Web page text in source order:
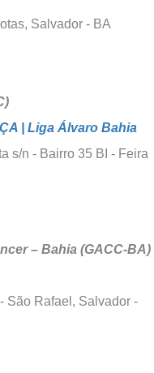
Salvador - BA
| Liga Álvaro Bahia
s/n - Bairro 35 BI - Feira
– Bahia (GACC-BA)
São Rafael, Salvador -